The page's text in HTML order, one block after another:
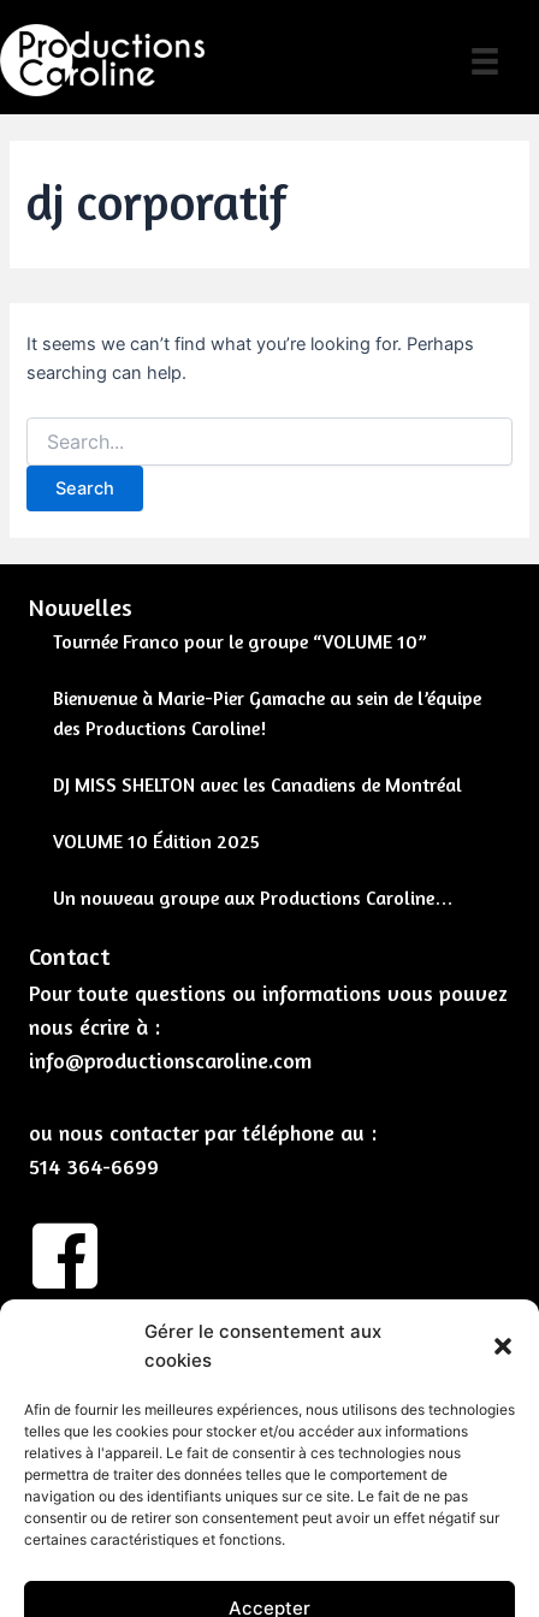
Gérer le consentement aux
cookies
Afin de fournir les meilleures expériences, nous utilisons des technologies
telles que les cookies pour stocker et/ou accéder aux informations
relatives à l'appareil. Le fait de consentir à ces technologies nous
permettra de traiter des données telles que le comportement de
navigation ou des identifiants uniques sur ce site. Le fait de ne pas
consentir ou de retirer son consentement peut avoir un effet négatif sur
certaines caractéristiques et fonctions.
Accepter
to
content
dj corporatif
It seems we can’t find what you’re looking for. Perhaps
searching can help.
Search
for:
Nouvelles
Tournée Franco pour le groupe “VOLUME 10”
Bienvenue à Marie-Pier Gamache au sein de l’équipe
des Productions Caroline!
DJ MISS SHELTON avec les Canadiens de Montréal
VOLUME 10 Édition 2025
Un nouveau groupe aux Productions Caroline…
Contact
Pour toute questions ou informations vous pouvez
nous écrire à :
info@productionscaroline.com
ou nous contacter par téléphone au :
514 364-6699
Abonnez-vous à nos infolettres
CLIQUEZ ICI
Services
Spectacles et animation pour vos partys de Noël
Spectacles pour événements corporatifs
Groupes de musique pour événements